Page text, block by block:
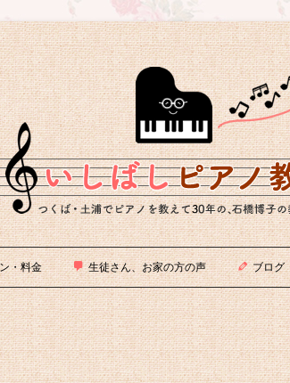
県土浦市（つくば市近
教室です。
・料金 生徒さん、お家の方の声 ブログ